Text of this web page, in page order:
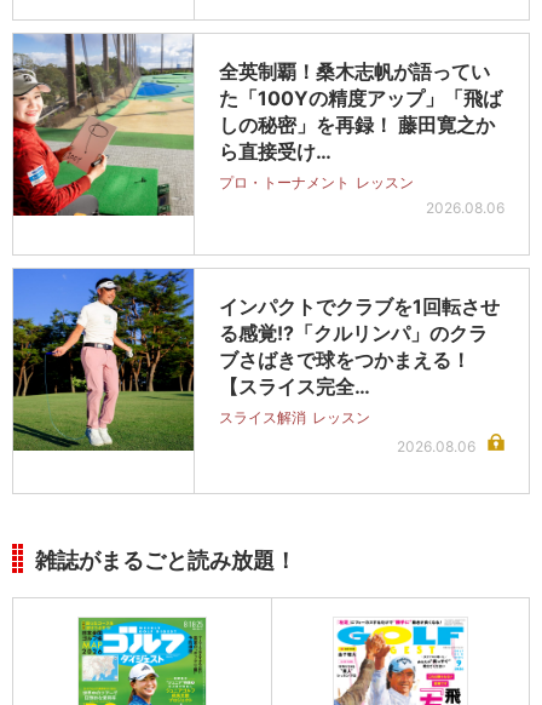
全英制覇！桑木志帆が語ってい
た「100Yの精度アップ」「飛ば
しの秘密」を再録！ 藤田寛之か
ら直接受け…
プロ・トーナメント レッスン
2026.08.06
インパクトでクラブを1回転させ
る感覚!?「クルリンパ」のクラ
ブさばきで球をつかまえる！
【スライス完全…
スライス解消 レッスン
2026.08.06
雑誌がまるごと読み放題！